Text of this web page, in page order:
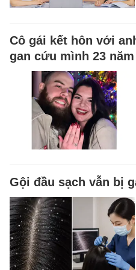
Cô gái kết hôn với
gan cứu mình 23
Gội đầu sạch vẫn bị